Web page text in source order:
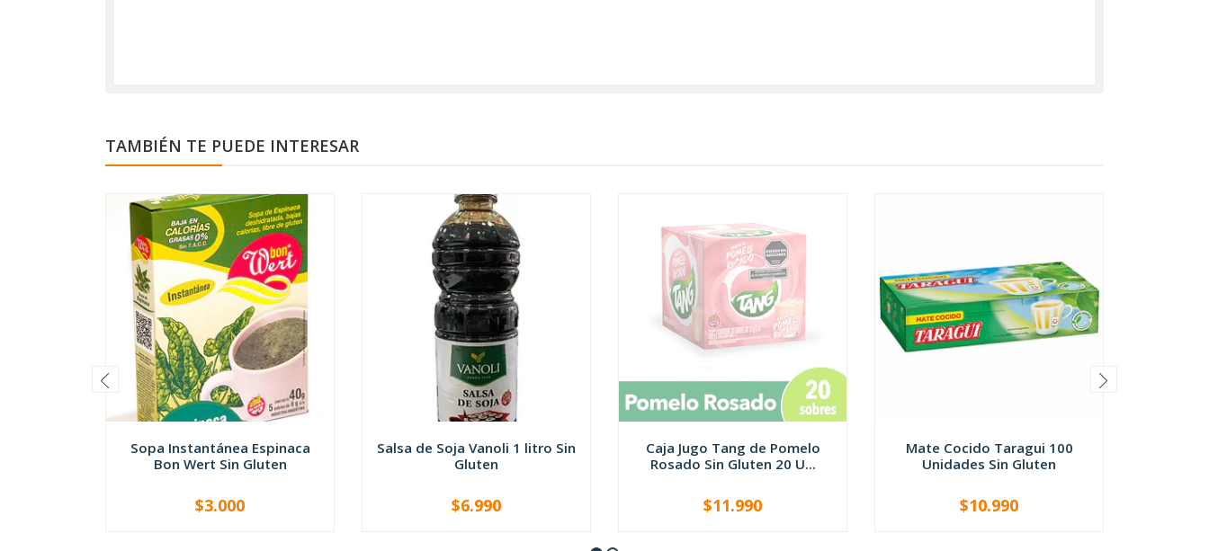
TAMBIÉN TE PUEDE INTERESAR
Sopa Instantánea Espinaca
Bon Wert Sin Gluten
+
$3.000
Salsa de Soja Vanoli 1 litro Sin
Gluten
+
$6.990
Caja Jugo Tang de Pomelo
Rosado Sin Gluten 20 U...
NO DISPONIBLE
$11.990
Mate Cocido Taragui 100
Unidades Sin Gluten
+
$10.990